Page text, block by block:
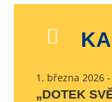
1. března 2026
„DOTEK